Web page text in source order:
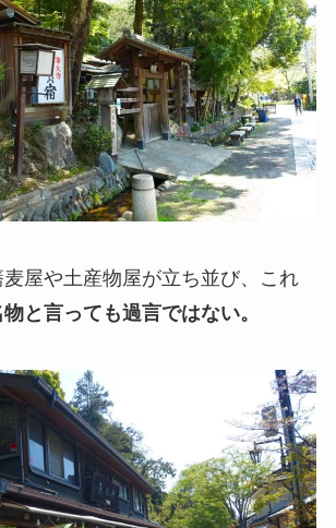
屋や土産物屋が立ち並び、これ
と言っても過言ではない。